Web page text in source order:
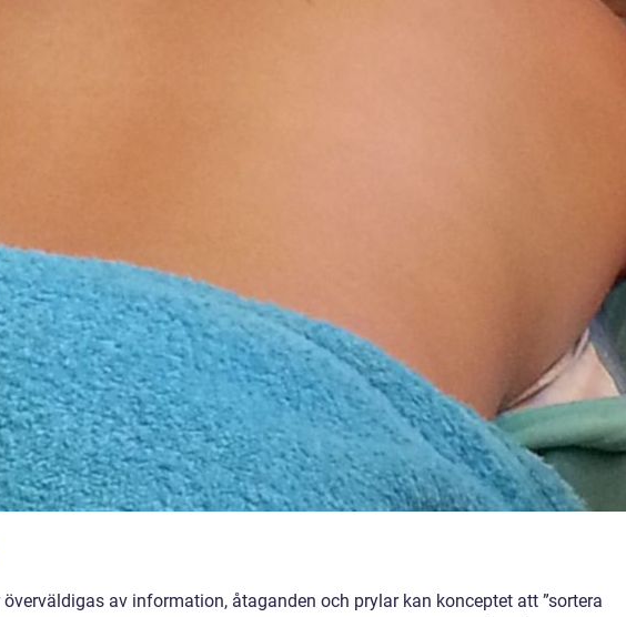
av information, åtaganden och prylar kan konceptet att ”sortera